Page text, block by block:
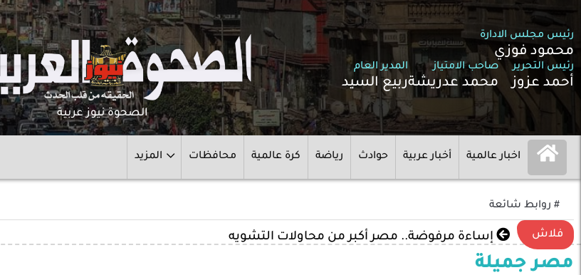
رئيس مجلس الادارة
محمود فوزي
رئيس التحرير
أحمد عزوز
صاحب الامتياز
محمد عدريشة
المدير العام
ربيع السيد
الصحوة نيوز عربية
اخبار عالمية أخبار عربية حوادث رياضة كرة عالمية محافظات المزيد
# روابط شائعة
فلاش إساءة مرفوضة.. مصر أكبر من محاولات التشويه
مصر جميلة